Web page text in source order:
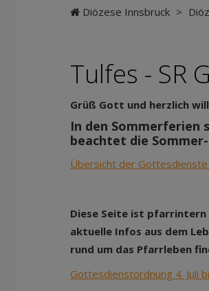
Diözese Innsbruck >
Tulfes - SR
Grüß Gott und herzlich
In den Sommerferien
beachtet die
Übersicht der
Diese Seite ist pfarrintern
aktuelle Infos aus dem
rund um das Pfarrleben
Gottesdienstordnung 4. Juli